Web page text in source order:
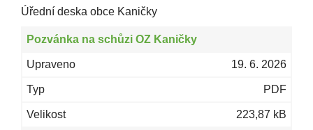
Úřední deska obce Kaničky
Pozvánka na schůzi OZ Kaničky
19. 6. 2026
PDF
223,87 kB